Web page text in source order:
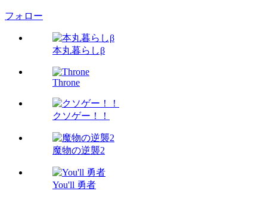
フォロー
本丸暮らしβ
Throne
クソゲー！！
魔物の逆襲2
You'll 勇者